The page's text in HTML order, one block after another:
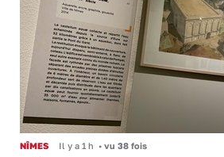
NÎMES Il y a 1 h • vu 38 fois